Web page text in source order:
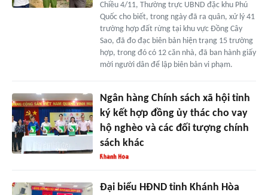
Chiều 4/11, Thường trực UBND đặc khu Phú
Quốc cho biết, trong ngày đã ra quân, xử lý 41
trường hợp đất rừng tại khu vực Đồng Cây
Sao, đã đo đạc biên bản hiện trạng 15 trường
hợp, trong đó có 12 căn nhà, đã ban hành giấy
mời người dân để lập biên bản vi phạm.
Ngân hàng Chính sách xã hội tỉnh
ký kết hợp đồng ủy thác cho vay
hộ nghèo và các đối tượng chính
sách khác
Đại biểu HĐND tỉnh Khánh Hòa